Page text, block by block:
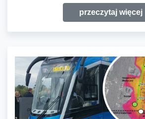
przeczytaj więcej